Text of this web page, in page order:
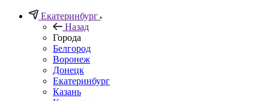
Екатеринбург
Назад
Города
Белгород
Воронеж
Донецк
Екатеринбург
Казань